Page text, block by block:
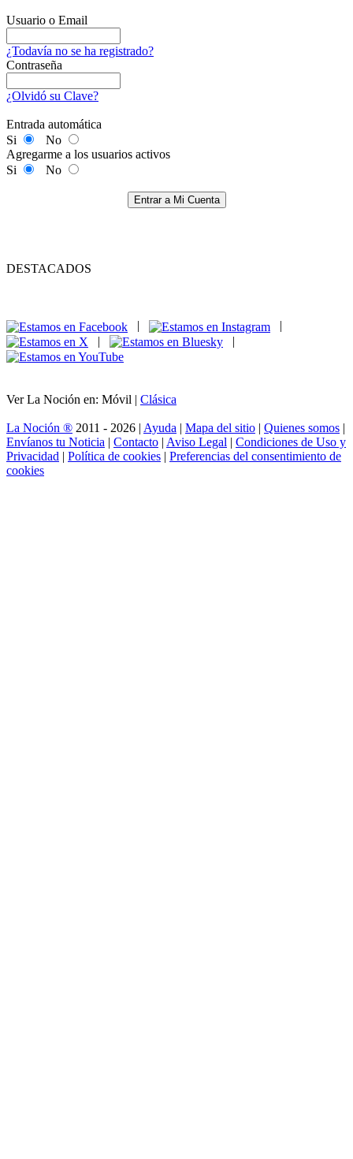
Usuario o Email
¿Todavía no se ha registrado?
Contraseña
¿Olvidó su Clave?
Entrada automática
Si
No
Agregarme a los usuarios activos
Si
No
Entrar a Mi Cuenta
DESTACADOS
|
|
|
|
Ver La Noción en: Móvil | Clásica
La Noción ® 2011 - 2026 | Ayuda | Mapa del sitio | Quienes somos |
Envíanos tu Noticia | Contacto | Aviso Legal | Condiciones de Uso y
Privacidad | Política de cookies | Preferencias del consentimiento de
cookies